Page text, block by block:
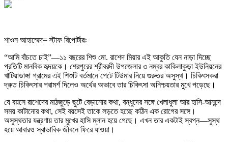
শাওন আহাম্মেদ= স্টাফ রিপোর্টারঃ
“আমি বাঁচতে চাই”—১১ বছরের শিশু মো. রাশেদ মিয়ার এই আকুতি যেন নাড়া দিচ্ছে
প্রতিটি মানবিক হৃদয়কে। শেরপুরের শ্রীবরদী উপজেলার ৩ নম্বর কাকিলাকুড়া ইউনিয়নের
খাটিয়াডাঙ্গা গ্রামের এই শিশুটি বর্তমানে পেটে টিউমার নিয়ে গুরুতর অসুস্থ। চিকিৎসকরা
দ্রুত চিকিৎসার পরামর্শ দিলেও অর্থের অভাবে তার চিকিৎসা অনিশ্চয়তার মুখে পড়েছে।
যে বয়সে রাশেদের মাঠজুড়ে ছুটে বেড়ানোর কথা, বন্ধুদের সঙ্গে খেলাধুলা আর হাসি-আনন্দে
সময় কাটানোর কথা, সেই বয়সেই তাকে লড়তে হচ্ছে কঠিন এক রোগের সঙ্গে।
অসুস্থতার যন্ত্রণায় তার মুখের হাসি ম্লান হয়ে গেছে। এখন তার একটাই স্বপ্ন—সুস্থ
হয়ে আবারও স্বাভাবিক জীবনে ফিরে যাওয়া।